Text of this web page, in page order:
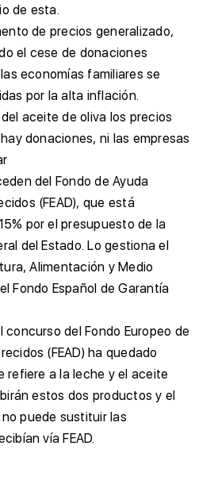
de esta.
de precios generalizado,
el cese de donaciones
economías familiares se
por la alta inflación.
aceite de oliva los precios
donaciones, ni las empresas
del Fondo de Ayuda
(FEAD), que está
por el presupuesto de la
del Estado. Lo gestiona el
Alimentación y Medio
Fondo Español de Garantía
concurso del Fondo Europeo de
(FEAD) ha quedado
refiere a la leche y el aceite
estos dos productos y el
puede sustituir las
vía FEAD.